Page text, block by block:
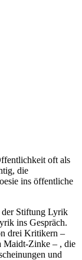
oft als
die
ins öffentliche
der Stiftung Lyrik
ins Gespräch.
drei Kritikern –
Maidt-Zinke – , die
und